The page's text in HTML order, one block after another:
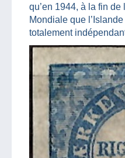
qu’en 1944, à la fin
Mondiale que
totalement